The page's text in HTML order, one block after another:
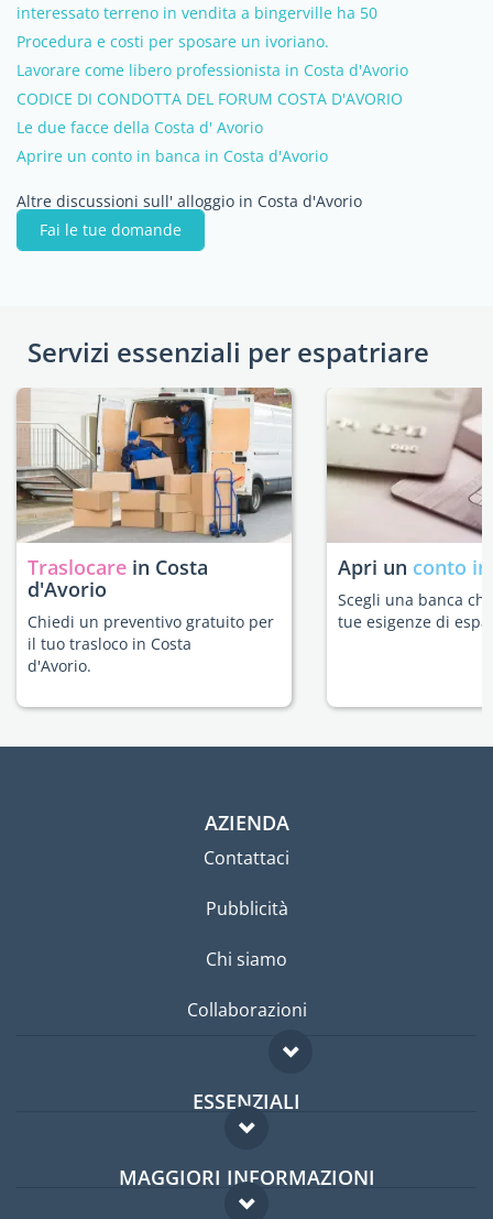
interessato terreno in vendita a bingerville ha 50
Procedura e costi per sposare un ivoriano.
Lavorare come libero professionista in Costa d'Avorio
CODICE DI CONDOTTA DEL FORUM COSTA D'AVORIO
Le due facce della Costa d' Avorio
Aprire un conto in banca in Costa d'Avorio
Altre discussioni sull' alloggio in Costa d'Avorio
Fai le tue domande
Servizi essenziali per espatriare
Traslocare in Costa
d'Avorio
Chiedi un preventivo gratuito per
il tuo trasloco in Costa
d'Avorio.
Apri un conto
Scegli una banca
tue esigenze di
AZIENDA
Contattaci
Pubblicità
Chi siamo
Collaborazioni
ESSENZIALI
Forum per expat
Guida per expat
MAGGIORI INFORMAZIONI
Domande frequenti